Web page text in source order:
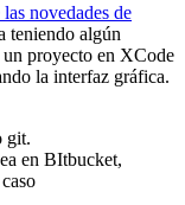
novedades de
teniendo algún
proyecto en XCode
la interfaz gráfica.
git.
en BItbucket,